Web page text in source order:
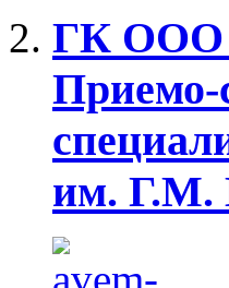
ГК ООО
Приемо-
им. Г.М.